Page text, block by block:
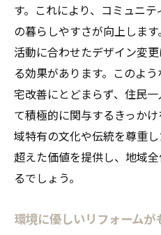
す。これにより、コミュニ
の暮らしやすさが向上しま
活動に合わせたデザイン変
る効果があります。このよ
宅改善にとどまらず、住民
て積極的に関与するきっか
域特有の文化や伝統を尊重
超えた価値を提供し、地域
るでしょう。
環境に優しいリフォーム